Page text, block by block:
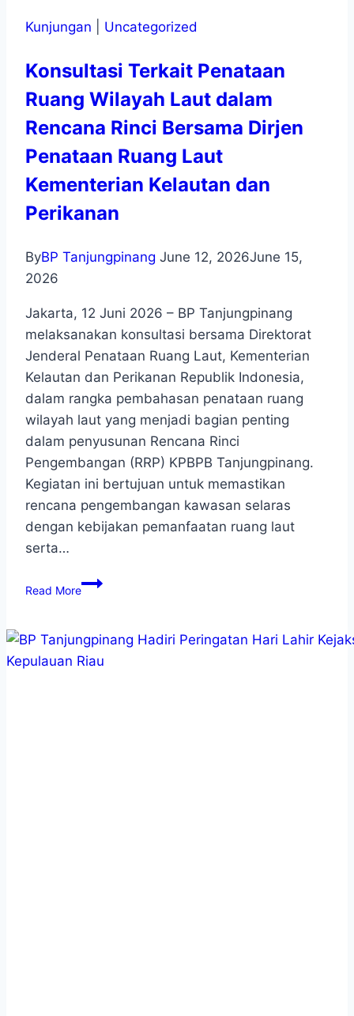
Kunjungan Uncategorized
Konsultasi Terkait Penataan
Ruang Wilayah Laut dalam
Rencana Rinci Bersama Dirjen
Penataan Ruang Laut
Kementerian Kelautan dan
Perikanan
ByBP Tanjungpinang June 12, 2026June 15,
2026
Jakarta, 12 Juni 2026 – BP Tanjungpinang
melaksanakan konsultasi bersama Direktorat
Jenderal Penataan Ruang Laut, Kementerian
Kelautan dan Perikanan Republik Indonesia,
dalam rangka pembahasan penataan ruang
wilayah laut yang menjadi bagian penting
dalam penyusunan Rencana Rinci
Pengembangan (RRP) KPBPB Tanjungpinang.
Kegiatan ini bertujuan untuk memastikan
rencana pengembangan kawasan selaras
dengan kebijakan pemanfaatan ruang laut
serta…
Read More